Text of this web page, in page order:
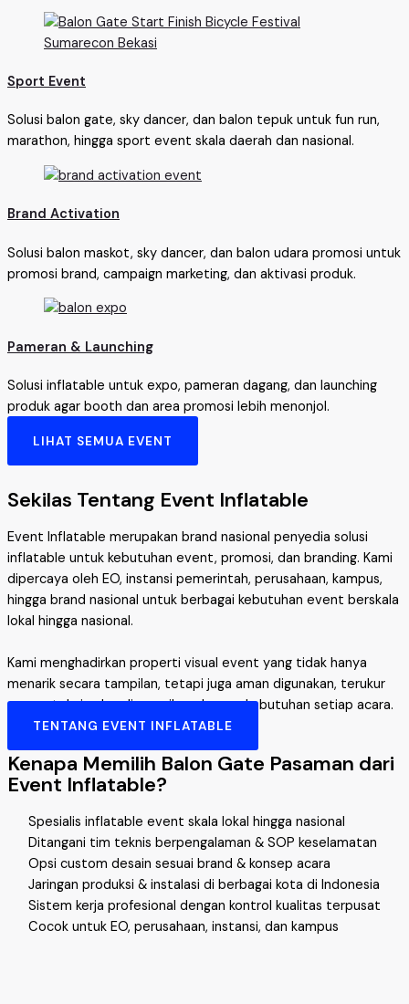
Sport Event
Solusi balon gate, sky dancer, dan balon tepuk untuk fun run,
marathon, hingga sport event skala daerah dan nasional.
Brand Activation
Solusi balon maskot, sky dancer, dan balon udara promosi untuk
promosi brand, campaign marketing, dan aktivasi produk.
Pameran & Launching
Solusi inflatable untuk expo, pameran dagang, dan launching
produk agar booth dan area promosi lebih menonjol.
LIHAT SEMUA EVENT
Sekilas Tentang Event Inflatable
Event Inflatable merupakan brand nasional penyedia solusi
inflatable untuk kebutuhan event, promosi, dan branding. Kami
dipercaya oleh EO, instansi pemerintah, perusahaan, kampus,
hingga brand nasional untuk berbagai kebutuhan event berskala
lokal hingga nasional.
Kami menghadirkan properti visual event yang tidak hanya
menarik secara tampilan, tetapi juga aman digunakan, terukur
secara teknis, dan disesuaikan dengan kebutuhan setiap acara.
TENTANG EVENT INFLATABLE
Kenapa Memilih Balon Gate Pasaman dari
Event Inflatable?
Spesialis inflatable event skala lokal hingga nasional
Ditangani tim teknis berpengalaman & SOP keselamatan
Opsi custom desain sesuai brand & konsep acara
Jaringan produksi & instalasi di berbagai kota di Indonesia
Sistem kerja profesional dengan kontrol kualitas terpusat
Cocok untuk EO, perusahaan, instansi, dan kampus